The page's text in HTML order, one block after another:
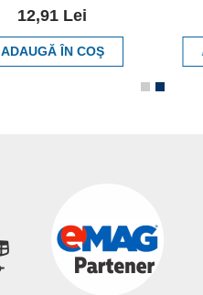
12,91 Lei
ADAUGĂ ÎN COŞ